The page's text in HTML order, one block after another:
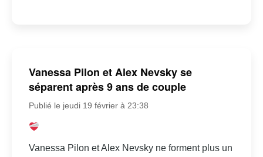
Vanessa Pilon et Alex Nevsky se
séparent après 9 ans de couple
Publié le jeudi 19 février à 23:38
Vanessa Pilon et Alex Nevsky ne forment plus un